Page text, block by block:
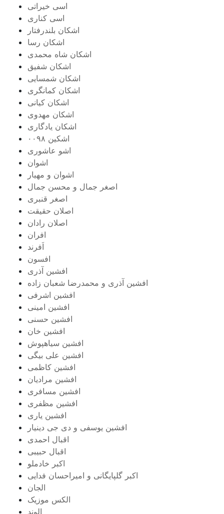
اسی خیراتی
اسی کناری
اشکان بلندرفتار
اشکان رسا
اشکان شاه محمدی
اشکان شفیق
اشکان شمسایی
اشکان‌ کمانگری
اشکان کیانی
اشکان مهدوی
اشکان یادگاری
اشکین ۰۰۹۸
اشو عاشوری
اشوان
اشوان و مهیار
اصغر جمال و محسن جمال
اصغر قنبری
اصلان حقیقت
اصلان رادان
افران
اَفرند
افسون
افشین آذری
افشین آذری و محمدرضا شعبان زاده
افشین اشرفی
افشین امینی
افشین حسنی
افشین خان
افشین سیاهپوش
افشین علی بیگی
افشین کاظمی
افشین مرادیان
افشین مسافری
افشین مظفری
افشین یاری
افشین یوسفی و دی جی دینیار
اقبال احمدی
اقبال حبیبی
اکبر خادملو
اکبر گلپایگانی و امیراحسان فدایی
الجان
الکس موزیک
الوند